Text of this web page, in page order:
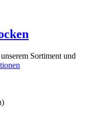
Sortiment und